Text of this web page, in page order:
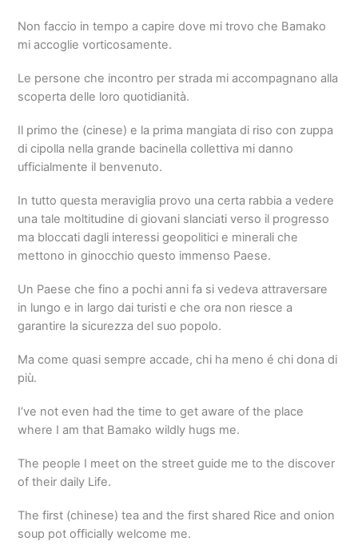
Non faccio in tempo a capire dove mi trovo che Bamako
mi accoglie vorticosamente.
Le persone che incontro per strada mi accompagnano alla
scoperta delle loro quotidianità.
Il primo the (cinese) e la prima mangiata di riso con zuppa
di cipolla nella grande bacinella collettiva mi danno
ufficialmente il benvenuto.
In tutto questa meraviglia provo una certa rabbia a vedere
una tale moltitudine di giovani slanciati verso il progresso
ma bloccati dagli interessi geopolitici e minerali che
mettono in ginocchio questo immenso Paese.
Un Paese che fino a pochi anni fa si vedeva attraversare
in lungo e in largo dai turisti e che ora non riesce a
garantire la sicurezza del suo popolo.
Ma come quasi sempre accade, chi ha meno é chi dona di
più.
I’ve not even had the time to get aware of the place
where I am that Bamako wildly hugs me.
The people I meet on the street guide me to the discover
of their daily Life.
The first (chinese) tea and the first shared Rice and onion
soup pot officially welcome me.